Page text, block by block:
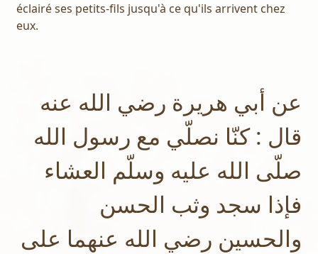
éclairé ses petits-fils jusqu'à ce qu'ils arrivent chez
eux.
عن أبي هريرة رضي الله عنه
قال : كنّا نصلّي مع رسول الله
صلّى الله عليه وسلّم العشاء
فإذا سجد وثب الحسن
والحسين رضي الله عنهما على